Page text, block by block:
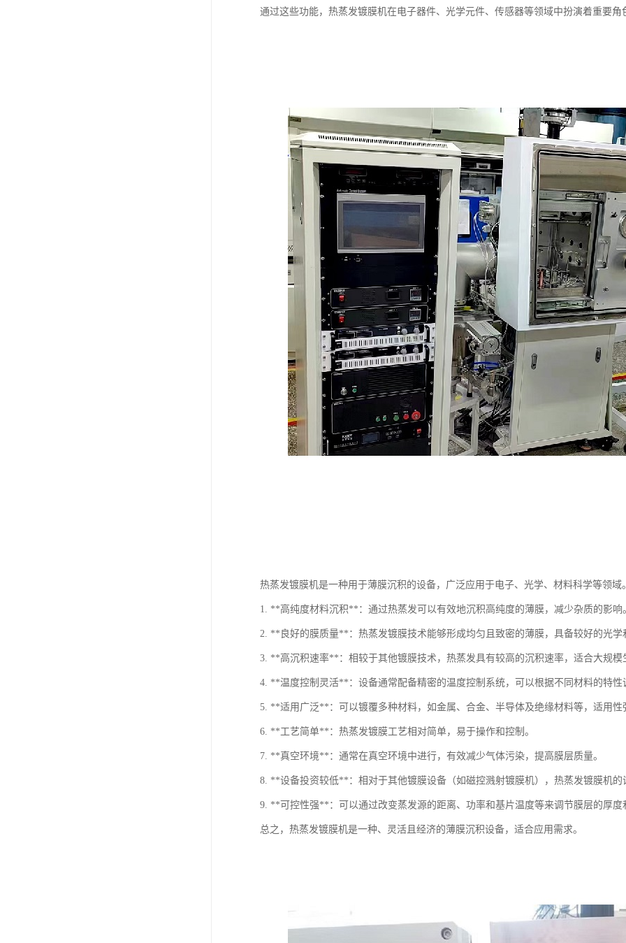
通过这些功能，热蒸发镀膜机在电子器件、光学元件、传感器等领域中扮演着重要角
热蒸发镀膜机是一种用于薄膜沉积的设备，广泛应用于电子、光学、材料科学等领域
1. **高纯度材料沉积**：通过热蒸发可以有效地沉积高纯度的薄膜，减少杂质的影响
2. **良好的膜质量**：热蒸发镀膜技术能够形成均匀且致密的薄膜，具备较好的光学
3. **高沉积速率**：相较于其他镀膜技术，热蒸发具有较高的沉积速率，适合大规模
4. **温度控制灵活**：设备通常配备精密的温度控制系统，可以根据不同材料的特性
5. **适用广泛**：可以镀覆多种材料，如金属、合金、半导体及绝缘材料等，适用性
6. **工艺简单**：热蒸发镀膜工艺相对简单，易于操作和控制。
7. **真空环境**：通常在真空环境中进行，有效减少气体污染，提高膜层质量。
8. **设备投资较低**：相对于其他镀膜设备（如磁控溅射镀膜机），热蒸发镀膜机的
9. **可控性强**：可以通过改变蒸发源的距离、功率和基片温度等来调节膜层的厚度
总之，热蒸发镀膜机是一种、灵活且经济的薄膜沉积设备，适合应用需求。